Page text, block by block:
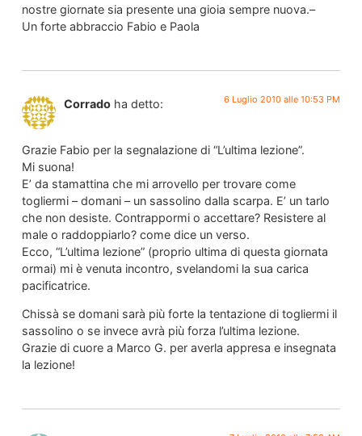
nostre giornate sia presente una gioia sempre nuova.–
Un forte abbraccio Fabio e Paola
Corrado ha detto: 6 Luglio 2010 alle 10:53 PM
Grazie Fabio per la segnalazione di “L’ultima lezione”.
Mi suona!
E’ da stamattina che mi arrovello per trovare come
togliermi – domani – un sassolino dalla scarpa. E’ un tarlo
che non desiste. Contrappormi o accettare? Resistere al
male o raddoppiarlo? come dice un verso.
Ecco, “L’ultima lezione” (proprio ultima di questa giornata
ormai) mi è venuta incontro, svelandomi la sua carica
pacificatrice.
Chissà se domani sarà più forte la tentazione di togliermi il
sassolino o se invece avrà più forza l’ultima lezione.
Grazie di cuore a Marco G. per averla appresa e insegnata
la lezione!